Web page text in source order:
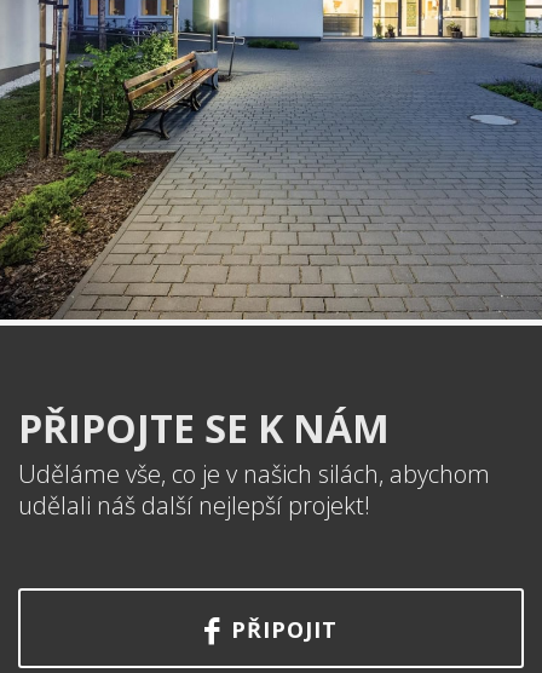
PŘIPOJTE SE K NÁM
Uděláme vše, co je v našich silách, abychom
udělali náš další nejlepší projekt!
PŘIPOJIT